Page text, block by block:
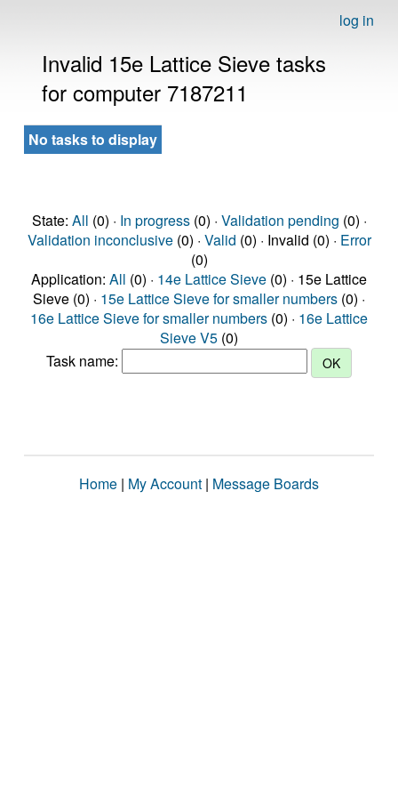
log in
Invalid 15e Lattice Sieve tasks
for computer 7187211
No tasks to display
State: All (0) · In progress(0) · Validation pending (0) ·
Validation inconclusive(0) · Valid (0) · Invalid (0) · Error
(0)
Application: All (0) · 14e Lattice Sieve (0) · 15e Lattice
Sieve (0) · 15e Lattice Sieve for smaller numbers (0) ·
16e Lattice Sieve for smaller numbers (0) · 16e Lattice
Sieve V5 (0)
Task name:
Home | My Account | Message Boards